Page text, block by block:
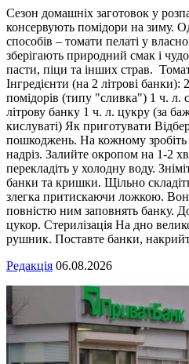
Сезон домашніх заготовок у
консервують помідори на зиму.
способів – томати пелаті у
зберігають природний смак і
пасти, піци та інших страв.
Інгредієнти (на 2 літрові
помідорів (типу "сливка") 1 ч. л.
літрову банку 1 ч. л. цукру (за
кислуваті) Як приготувати
пошкоджень. На кожному
надріз. Залийте окропом на 1-2
перекладіть у холодну воду.
банки та кришки. Щільно
злегка притискаючи ложкою.
повністю ним заповнять банку.
цукор. Стерилізація На дно
рушник. Поставте банки,
Редакція 06.08.2026